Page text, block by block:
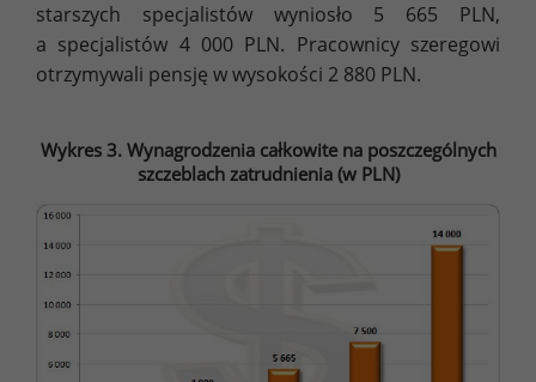
starszych specjalistów wyniosło 5 665 PLN,
a specjalistów 4 000 PLN. Pracownicy szeregowi
otrzymywali pensję w wysokości 2 880 PLN.
Wykres 3. Wynagrodzenia całkowite na poszczególnych
szczeblach zatrudnienia (w PLN)